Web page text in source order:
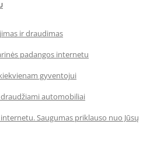
ir draudimas
padangos internetu
gyventojui
automobiliai
Saugumas priklauso nuo Jūsų